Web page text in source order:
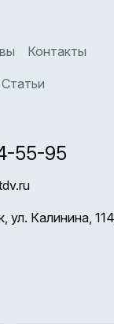
Контакты
Статьи
55-95
ул. Калинина,